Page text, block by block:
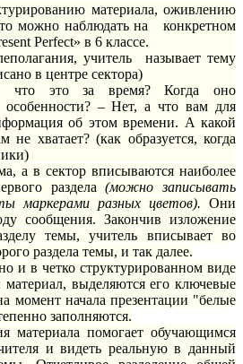
материала, оживлению
можно наблюдать на конкретном
Perfect» в 6 классе.
учитель называет тему
в центре сектора)
что это за время? Когда оно
особенности? – Нет, а что вам для
об этом времени. А какой
хватает? (как образуется, когда
а в сектор вписываются наиболее
раздела(можно записывать
маркерами разных цветов). Они
сообщения. Закончив изложение
темы, учитель вписывает во
раздела темы, и так далее.
и в четко структурированном виде
материал, выделяются его ключевые
начала презентации "белые
заполняются.
материала помогает обучающимся
и видеть реальную в данный